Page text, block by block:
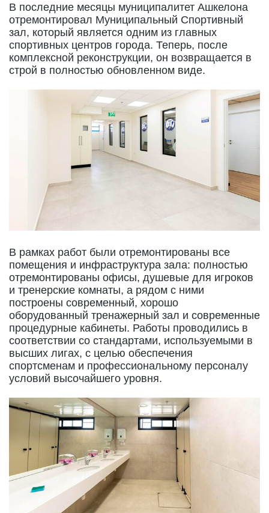
В последние месяцы муниципалитет Ашкелона
отремонтировал Муниципальный Спортивный
зал, который является одним из главных
спортивных центров города. Теперь, после
комплексной реконструкции, он возвращается в
строй в полностью обновленном виде.
В рамках работ были отремонтированы все
помещения и инфраструктура зала: полностью
отремонтированы офисы, душевые для игроков
и тренерские комнаты, а рядом с ними
построены современный, хорошо
оборудованный тренажерный зал и современные
процедурные кабинеты. Работы проводились в
соответствии со стандартами, используемыми в
высших лигах, с целью обеспечения
спортсменам и профессиональному персоналу
условий высочайшего уровня.